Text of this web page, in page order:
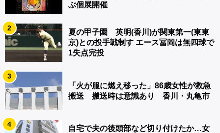
ぶ個展開催
2
夏の甲子園 英明(香川)が関東第一(東東
京)との投手戦制す エース冨岡は無四球で
1失点完投
3
「火が服に燃え移った」86歳女性が救急
搬送 搬送時は意識あり 香川・丸亀市
4
自宅で夫の後頭部など切り付けたか…女